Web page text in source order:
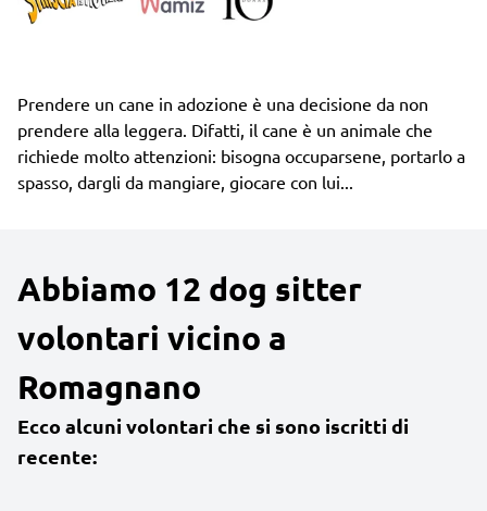
Prendere un cane in adozione è una decisione da non
prendere alla leggera. Difatti, il cane è un animale che
richiede molto attenzioni: bisogna occuparsene, portarlo a
spasso, dargli da mangiare, giocare con lui...
Abbiamo 12 dog sitter
volontari vicino a
Romagnano
Ecco alcuni volontari che si sono iscritti di
recente: